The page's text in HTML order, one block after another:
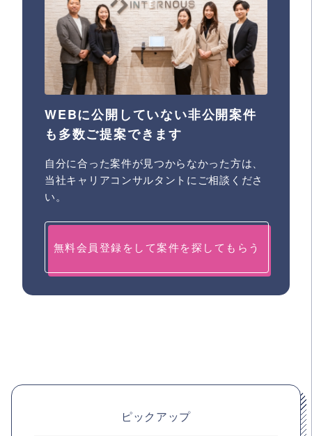
WEBに公開していない非公開案件
も多数ご提案できます
自分に合った案件が見つからなかった方は、
当社キャリアコンサルタントにご相談くださ
い。
無料会員登録をして案件を探してもらう
ピックアップ